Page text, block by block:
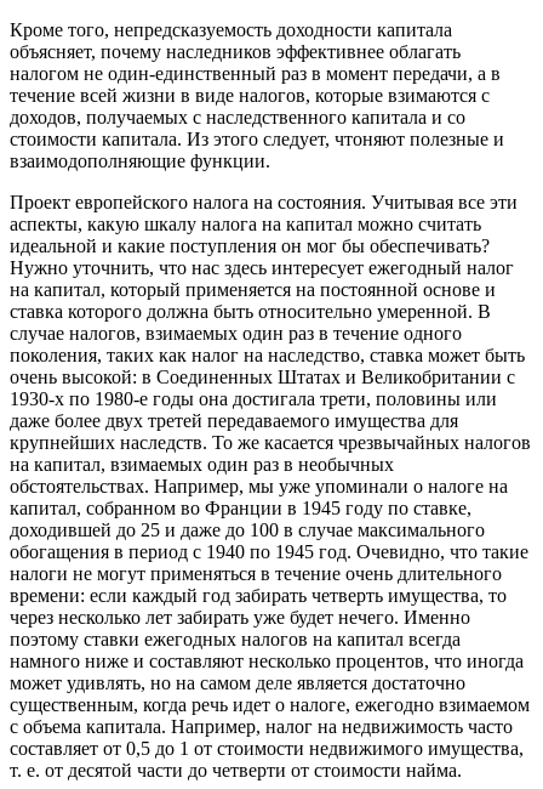
Кроме того, непредсказуемость доходности капитала
объясняет, почему наследников эффективнее облагать
налогом не один-единственный раз в момент передачи, а в
течение всей жизни в виде налогов, которые взимаются с
доходов, получаемых с наследственного капитала и со
стоимости капитала. Из этого следует, чтоняют полезные и
взаимодополняющие функции.
Проект европейского налога на состояния. Учитывая все эти
аспекты, какую шкалу налога на капитал можно считать
идеальной и какие поступления он мог бы обеспечивать?
Нужно уточнить, что нас здесь интересует ежегодный налог
на капитал, который применяется на постоянной основе и
ставка которого должна быть относительно умеренной. В
случае налогов, взимаемых один раз в течение одного
поколения, таких как налог на наследство, ставка может быть
очень высокой: в Соединенных Штатах и Великобритании с
1930-х по 1980-е годы она достигала трети, половины или
даже более двух третей передаваемого имущества для
крупнейших наследств. То же касается чрезвычайных налогов
на капитал, взимаемых один раз в необычных
обстоятельствах. Например, мы уже упоминали о налоге на
капитал, собранном во Франции в 1945 году по ставке,
доходившей до 25 и даже до 100 в случае максимального
обогащения в период с 1940 по 1945 год. Очевидно, что такие
налоги не могут применяться в течение очень длительного
времени: если каждый год забирать четверть имущества, то
через несколько лет забирать уже будет нечего. Именно
поэтому ставки ежегодных налогов на капитал всегда
намного ниже и составляют несколько процентов, что иногда
может удивлять, но на самом деле является достаточно
существенным, когда речь идет о налоге, ежегодно взимаемом
с объема капитала. Например, налог на недвижимость часто
составляет от 0,5 до 1 от стоимости недвижимого имущества,
т. е. от десятой части до четверти от стоимости найма.